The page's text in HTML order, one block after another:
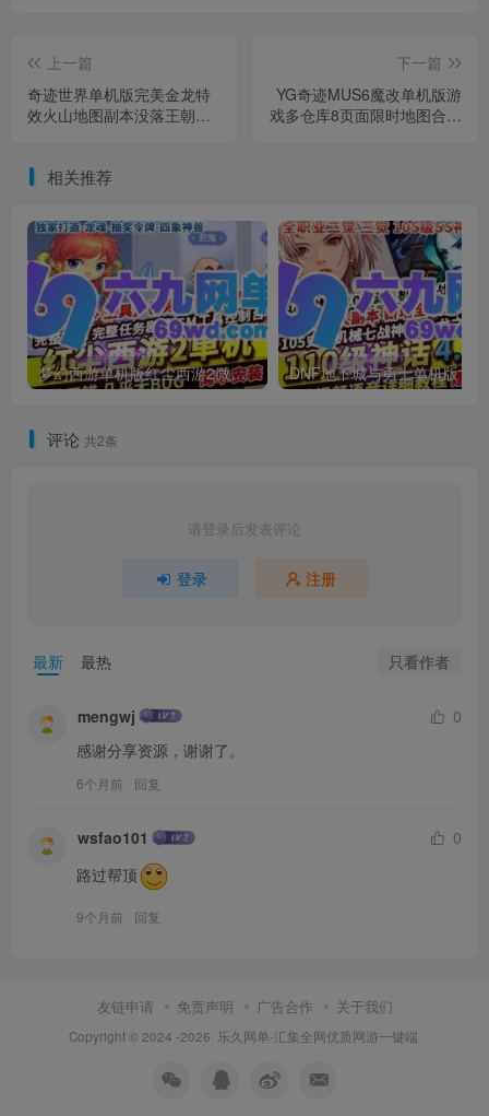
上一篇
奇迹世界单机版完美金龙特
效火山地图副本没落王朝副
下一篇
YG奇迹MUS6魔改单机版游
戏多仓库8页面限时地图合成
相关推荐
梦幻西游单机版红尘西游2微变独家打造龙魂抽奖令牌四象神兽
评论 共2条
请登录后发表评论
登录 注册
最新 最热 只看作者
mengwj
0
感谢分享资源，谢谢了。
6个月前 回复
wsfao101
0
路过帮顶
9个月前 回复
友链申请 免责声明 广告合作 关于我们
Copyright © 2024 -2026· 乐久网单-汇集全网优质网游一键端